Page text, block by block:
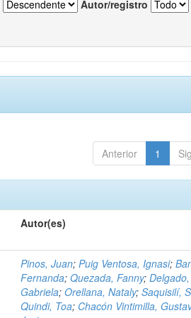
Autor/registro
Anterior 1
Autor(es)
Pinos, Juan;Puig Ventosa, Ignasi;
Fernanda;Quezada, Fanny;Delgado,
Gabriela;Orellana, Nataly;Saquisilí,
Quindi, Toa; Chacón Vintimilla,